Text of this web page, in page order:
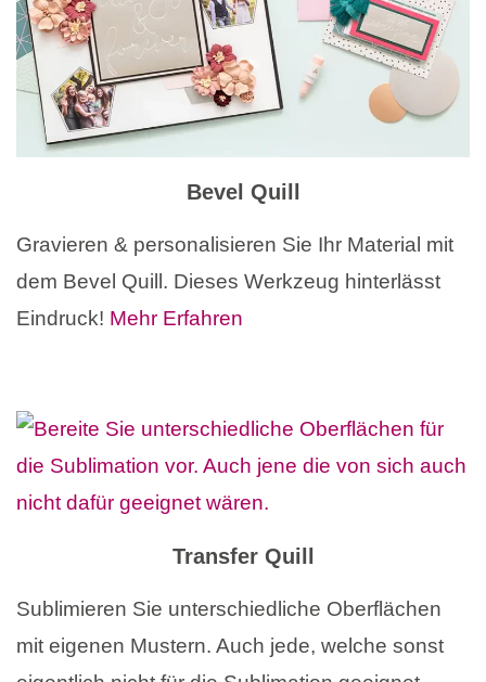
Bevel Quill
Gravieren & personalisieren Sie Ihr Material mit
dem Bevel Quill. Dieses Werkzeug hinterlässt
Eindruck! Mehr Erfahren
Transfer Quill
Sublimieren Sie unterschiedliche Oberflächen
mit eigenen Mustern. Auch jede, welche sonst